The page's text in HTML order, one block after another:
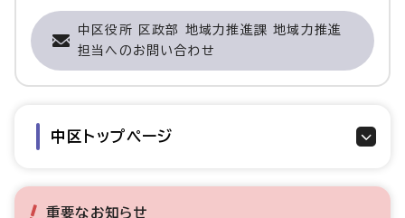
中区役所 区政部 地域力推進課 地域力推進
担当へのお問い合わせ
中区トップページ
重要なお知らせ